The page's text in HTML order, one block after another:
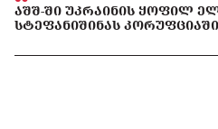
ᲐᲨᲨ-ᲨᲘ ᲣᲙᲠᲐᲘᲜᲘᲡ ᲧᲝᲤᲘᲚ
ᲡᲢᲔᲤᲐᲜᲘᲨᲘᲜᲐᲡ